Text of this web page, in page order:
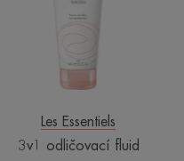
Les Essentiels
3v1 odličovací fluid